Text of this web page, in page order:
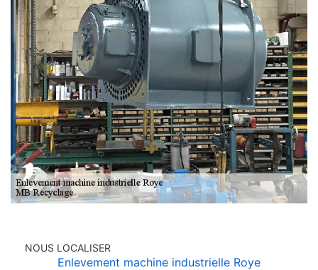
NOUS LOCALISER
Enlevement machine industrielle Roye